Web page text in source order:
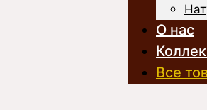
О нас
Все